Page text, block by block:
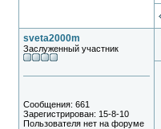
sveta2000m
Заслуженный участник
Сообщения: 661
Зарегистрирован: 15-8-10
Пользователя нет на форуме